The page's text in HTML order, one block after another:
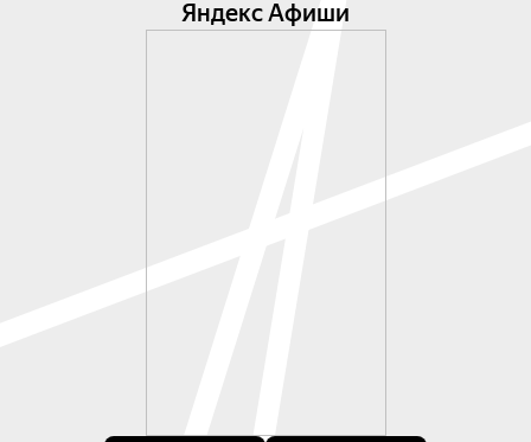
Яндекс Афиши